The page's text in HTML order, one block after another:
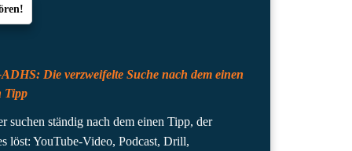
Die verzweifelte Suche nach dem einen
Tipp
suchen ständig nach dem einen Tipp, der
löst: YouTube-Video, Podcast, Drill,